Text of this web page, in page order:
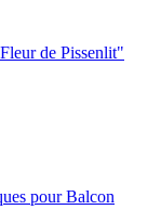
de Pissenlit"
pour Balcon